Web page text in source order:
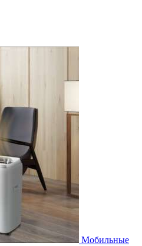
Мобильные